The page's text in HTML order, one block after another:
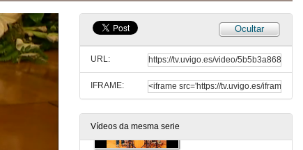
Ocultar
URL:
IFRAME:
Vídeos da mesma serie
Tema 3
27 de xuño de 2015